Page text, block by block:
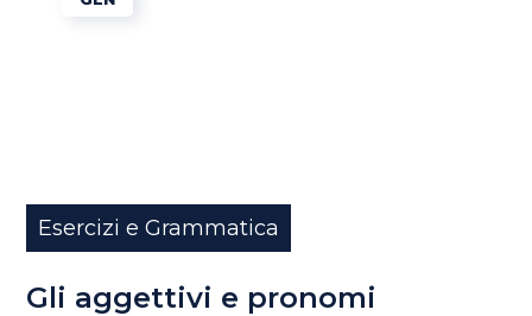
Esercizi e Grammatica
Gli aggettivi e pronomi